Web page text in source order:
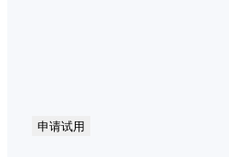
申请试用